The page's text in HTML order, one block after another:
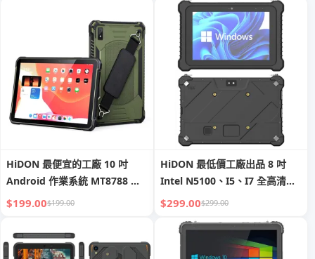
身用品
HiDON 最便宜的工廠 10 吋
Android 作業系統 MT8788 八
核 FHD 8GB+256GB IP68 防塵
耐用平板電腦或防護平板，具
NFC
$199.00$199.00
HiDON 最低價工廠出品 8 吋
Intel N5100、I5、I7 全高清
8GB + 128GB、16GB + 256GB
11 Pro 耐用平板電腦，具 NFC
條碼及擴充座
$299.00$299.00